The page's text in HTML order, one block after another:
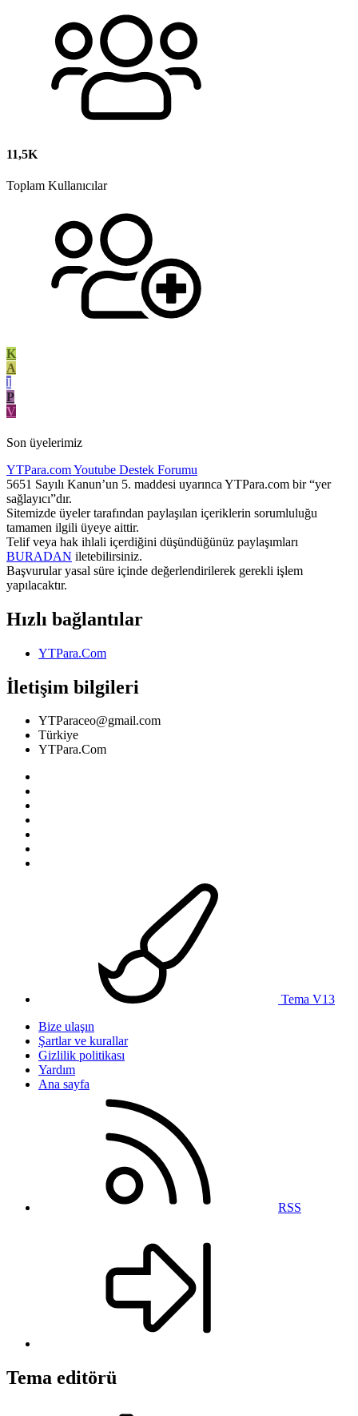
11,5K
Toplam Kullanıcılar
K
A
I
P
V
Son üyelerimiz
YTPara.comYoutube Destek Forumu
5651 Sayılı Kanun’un 5. maddesi uyarınca YTPara.com bir “yer
sağlayıcı”dır.
Sitemizde üyeler tarafından paylaşılan içeriklerin sorumluluğu
tamamen ilgili üyeye aittir.
Telif veya hak ihlali içerdiğini düşündüğünüz paylaşımları
BURADAN iletebilirsiniz.
Başvurular yasal süre içinde değerlendirilerek gerekli işlem
yapılacaktır.
Hızlı bağlantılar
YTPara.Com
İletişim bilgileri
YTParaceo@gmail.com
Türkiye
YTPara.Com
Tema V13
Bize ulaşın
Şartlar ve kurallar
Gizlilik politikası
Yardım
Ana sayfa
RSS
Tema editörü